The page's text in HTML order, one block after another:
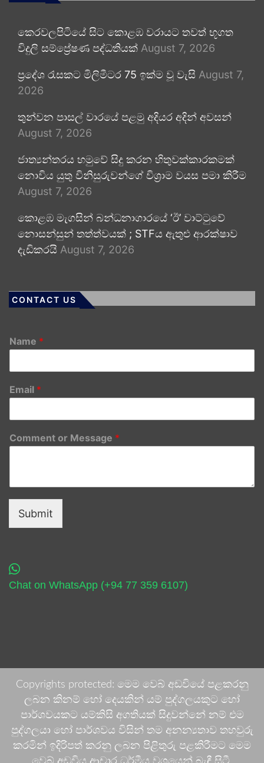
කෙරවලපිටියේ සිට කොළඹ වරායට තවත් භූගත
විදුලි සම්ප්‍රේෂණ පද්ධතියක් August 7, 2026
ප්‍රදේශ රැසකට මිලිමීටර 75 ඉක්ම වූ වැසි August 7,
2026
තුන්වන පාසල් වාරයේ පළමු අදියර අදින් අවසන්
August 7, 2026
ජාත්‍යන්තරය හමුවේ සිදු කරන හිතුවක්කාරකමක්
නොවිය යුතු විනිසුරුවන්ගේ විශ්‍රාම වයස පමා කිරීම
August 7, 2026
කොළඹ මැගසින් බන්ධනාගාරයේ ‘ඊ’ වාට්ටුවේ
නොසන්සුන් තත්ත්වයක් ; STFය ඇතුළු ආරක්ෂාව
දැඩිකරයි August 7, 2026
CONTACT US
Name *
Email *
Comment or Message *
Submit
Chat on WhatsApp (+94 77 359 6107)
Copyrights protected: මෙම වෙබ් අඩවියේ පළකරනු
ලබන කිනම් හෝ දෙයකින් යම් පුද්ගලයකුට හෝ
පාර්ශවයකට යම්කිසි අගතියක් සිදුවන්නේ නම් එම
පුද්ගලයා හෝ පාර්ශවය විසින් තම අනන්‍යතාව තහවුරු
කරමින් ඉදිරිපත් කරනු ලබන පිළිතුරු පළකිරීමට මෙම